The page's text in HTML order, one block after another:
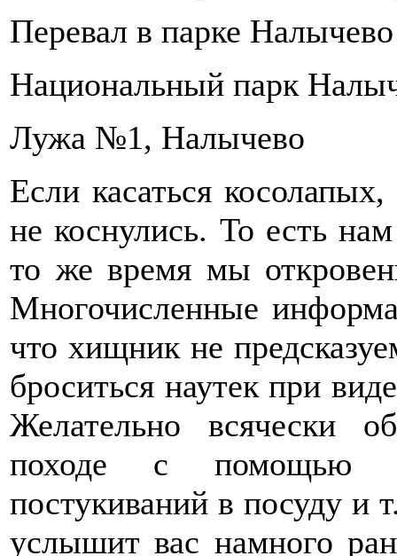
Перевал в парке Налычево
Национальный парк
Лужа №1, Налычево
Если касаться
не коснулись. То есть
то же время мы
Многочисленные
что хищник не
броситься наутек при
Желательно всячески
походе с помощью
постукиваний в посуду и
услышит вас намного